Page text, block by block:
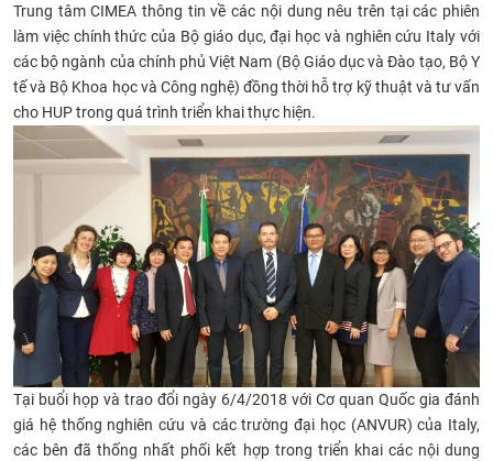
Trung tâm CIMEA thông tin về các nội dung nêu trên tại các phiên
làm việc chính thức của Bộ giáo dục, đại học và nghiên cứu Italy với
các bộ ngành của chính phủ Việt Nam (Bộ Giáo dục và Đào tạo, Bộ Y
tế và Bộ Khoa học và Công nghệ) đồng thời hỗ trợ kỹ thuật và tư vấn
cho HUP trong quá trình triển khai thực hiện.
Tại buổi họp và trao đổi ngày 6/4/2018 với Cơ quan Quốc gia đánh
giá hệ thống nghiên cứu và các trường đại học (ANVUR) của Italy,
các bên đã thống nhất phối kết hợp trong triển khai các nội dung